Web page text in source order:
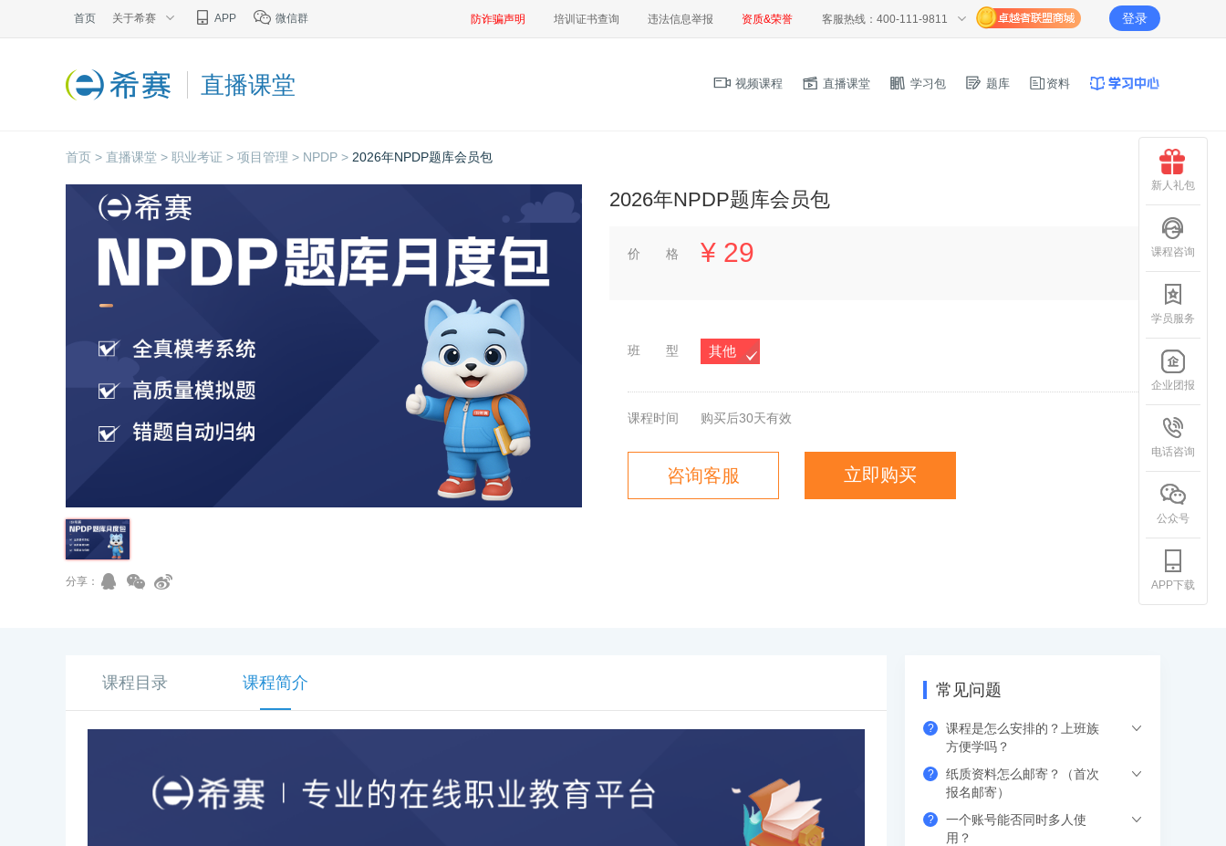
首页 关于希赛 APP 微信群 防诈骗声明 培训证书查询 违法信息举报 资质&荣誉 客服热线：400-111-9811 登录
直播课堂 视频课程 直播课堂 学习包 题库 资料
首页 > 直播课堂 > 职业考证 > 项目管理 > NPDP > 2026年NPDP题库会员包
分享：
2026年NPDP题库会员包
价 格 ¥ 29
班 型 其他
课程时间 购买后30天有效
咨询客服 立即购买
课程目录 课程简介 常见问题
?
课程是怎么安排的？上班族
方便学吗？
希赛的直播课程都是安排在工作日的晚上
果错过网络课，也可以看回放，可反复进
?
纸质资料怎么邮寄？（首次
报名邮寄）
支付成功后请填写收货地址信息，资料/图
?
一个账号能否同时多人使
用？
新人礼包
课程咨询
学员服务
企业团报
电话咨询
公众号
APP下载